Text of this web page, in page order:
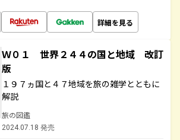
詳細を見る
Ｗ０１ 世界２４４の国と地域 改訂
版
１９７ヵ国と４７地域を旅の雑学とともに
解説
旅の図鑑
2024.07.18 発売